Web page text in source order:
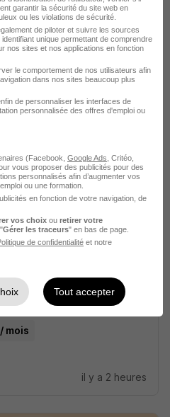
- Lille H/F
100 € / mois
il y a 1 heure
H/F
mois
il y a 2 heures
garantir la sécurité du site web en
ou les violations de sécurité.
de piloter et suivre les sources
unique permettant de comprendre
nos sites et nos applications en fonction
le comportement de nos utilisateurs afin
dans nos sites beaucoup plus
de personnaliser les interfaces de
personnalisée des offres d'emploi ou
(Facebook, Google Ads , Critéo,
vous proposer des publicités pour des
personnalisés afin d’augmenter vos
ou une formation.
en fonction de votre navigation, de
vos choix ou retirer votre
Gérer les traceurs" en bas de page.
de confidentialité et notre
Tout accepter